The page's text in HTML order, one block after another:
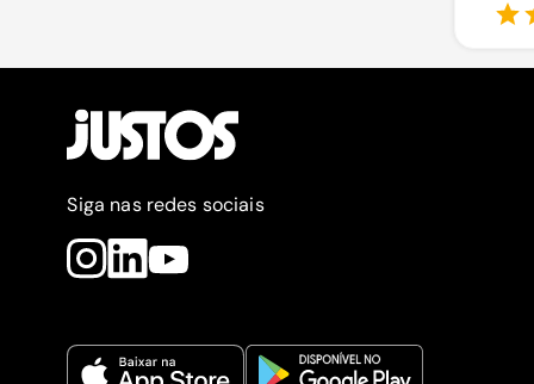
Siga nas redes sociais